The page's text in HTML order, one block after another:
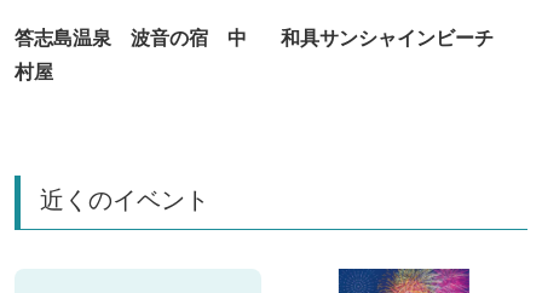
答志島温泉 波音の宿 中
村屋
和具サンシャインビーチ
近くのイベント